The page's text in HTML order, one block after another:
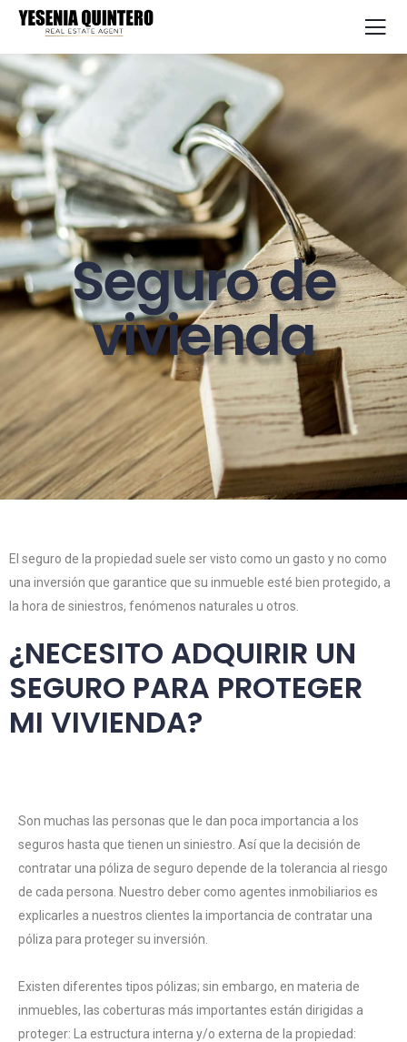
Seguro de
vivienda
El seguro de la propiedad suele ser visto como un gasto y no como
una inversión que garantice que su inmueble esté bien protegido, a
la hora de siniestros, fenómenos naturales u otros.
¿NECESITO ADQUIRIR UN
SEGURO PARA PROTEGER
MI VIVIENDA?
Son muchas las personas que le dan poca importancia a los
seguros hasta que tienen un siniestro. Así que la decisión de
contratar una póliza de seguro depende de la tolerancia al riesgo
de cada persona. Nuestro deber como agentes inmobiliarios es
explicarles a nuestros clientes la importancia de contratar una
póliza para proteger su inversión.
Existen diferentes tipos pólizas; sin embargo, en materia de
inmuebles, las coberturas más importantes están dirigidas a
proteger: La estructura interna y/o externa de la propiedad: